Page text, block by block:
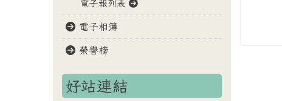
電子報列表
電子相簿
榮譽榜
好站連結